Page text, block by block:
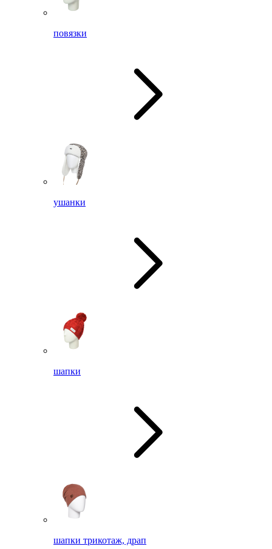
повязки
ушанки
шапки
шапки трикотаж, драп